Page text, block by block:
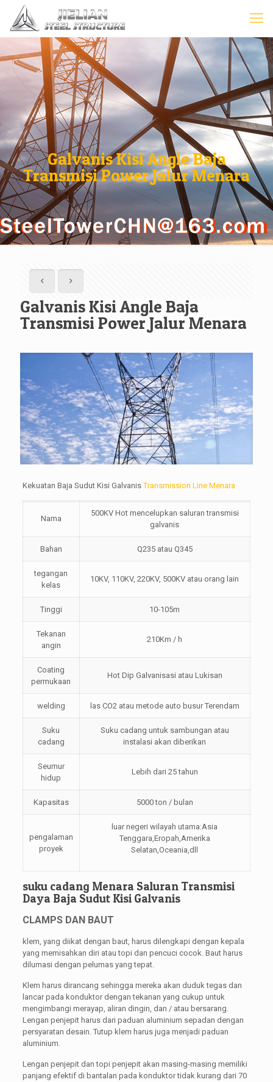
Galvanis Kisi Angle Baja
Transmisi Power Jalur Menara
Galvanis Kisi Angle Baja
Transmisi Power Jalur Menara
Kekuatan Baja Sudut Kisi GalvanisTransmission Line Menara
Nama
500KV Hot mencelupkan saluran transmisi
galvanis
Bahan Q235 atau Q345
tegangan
kelas
10KV, 110KV, 220KV, 500KV atau orang lain
Tinggi 10-105m
Tekanan
angin
210Km / h
Coating
permukaan
Hot Dip Galvanisasi atau Lukisan
welding las CO2 atau metode auto busur Terendam
Suku
cadang
Suku cadang untuk sambungan atau
instalasi akan diberikan
Seumur
hidup
Lebih dari 25 tahun
Kapasitas 5000 ton / bulan
pengalaman
proyek
luar negeri wilayah utama:Asia
Tenggara,Eropah,Amerika
Selatan,Oceania,dll
suku cadang Menara Saluran Transmisi
Daya Baja Sudut Kisi Galvanis
CLAMPS DAN BAUT
klem, yang diikat dengan baut, harus dilengkapi dengan kepala
yang memisahkan diri atau topi dan pencuci cocok. Baut harus
dilumasi dengan pelumas yang tepat.
Klem harus dirancang sehingga mereka akan duduk tegas dan
lancar pada konduktor dengan tekanan yang cukup untuk
mengimbangi merayap, aliran dingin, dan / atau bersarang.
Lengan penjepit harus dari paduan aluminium sepadan dengan
persyaratan desain. Tutup klem harus juga menjadi paduan
aluminium.
Lengan penjepit dan topi penjepit akan masing-masing memiliki
panjang efektif di bantalan pada konduktor tidak kurang dari 70